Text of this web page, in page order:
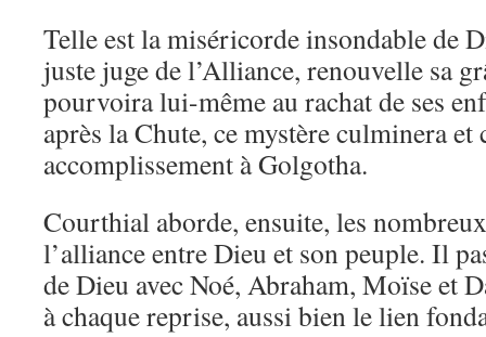
Telle est la miséricorde insondable de
juste juge de l’Alliance, renouvelle sa
pourvoira lui-même au rachat de ses
après la Chute, ce mystère culminera
accomplissement à Golgotha.
Courthial aborde, ensuite, les
l’alliance entre Dieu et son peuple. Il
de Dieu avec Noé, Abraham, Moïse et
à chaque reprise, aussi bien le lien